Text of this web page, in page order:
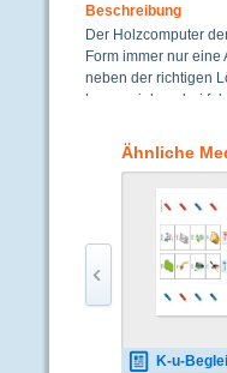
Beschreibung
Der Holzcomputer
Form immer nur
neben der richtigen
herausziehen, bei
werden. Auf den
Ähnliche
K-u-Begleiter